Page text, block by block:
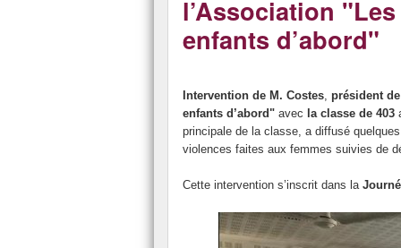
Salon et forum de
Visites
2023
2025
2026
l’Association
enfants d’abord"
Intervention de M. Costes, président
enfants d’abord" avec la classe de 403
principale de la classe, a diffusé
violences faites aux femmes suivies de
Cette intervention s’inscrit dans la